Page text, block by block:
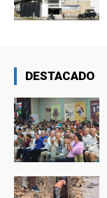
DESTACADO